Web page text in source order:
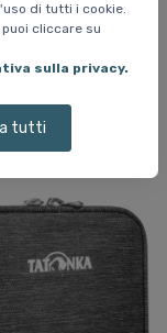
di tutti i cookie.
cliccare su
sulla privacy.
tutti
Snowcloud
nero